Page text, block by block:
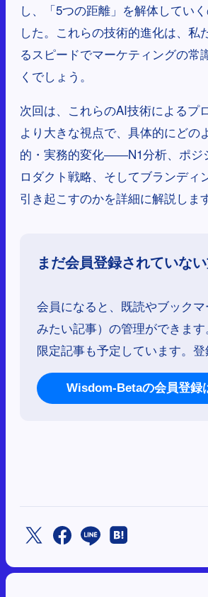
し、「5つの距離」を解体してい
した。これらの技術的進化は、私
るスピードでマーケティングの常
くでしょう。
次回は、これらのAI技術によるプ
より大きな視点で、具体的にどの
的・実務的変化――N1分析、ポジ
ロダクト戦略、そしてブランデ
引き起こすのかを詳細に解説しま
まだ会員登録されていな
会員になると、既読やブック
みたい記事）の管理ができま
限定記事も予定しています。
Wisdom-Betaの会員登録